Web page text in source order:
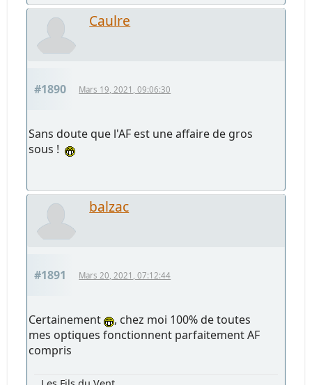
Caulre
#1890 Mars 19, 2021, 09:06:30
Sans doute que l'AF est une affaire de gros
sous !
balzac
#1891 Mars 20, 2021, 07:12:44
Certainement
, chez moi 100% de toutes
mes optiques fonctionnent parfaitement AF
compris